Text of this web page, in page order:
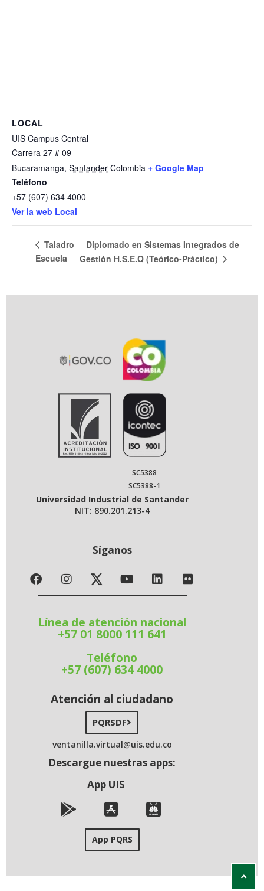
LOCAL
UIS Campus Central
Carrera 27 # 09
Bucaramanga, Santander Colombia + Google Map
Teléfono
+57 (607) 634 4000
Ver la web Local
Taladro
Escuela
Diplomado en Sistemas Integrados de
Gestión H.S.E.Q (Teórico-Práctico)